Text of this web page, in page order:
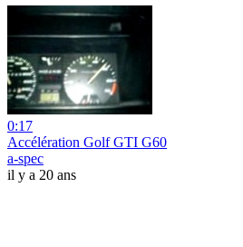
0:17
Accélération Golf GTI G60
a-spec
il y a 20 ans